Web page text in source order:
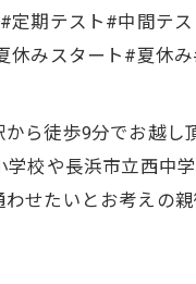
定期テスト#中間テ
休みスタート#夏休み
ら徒歩9分でお越
学校や長浜市立西中
せたいとお考えの